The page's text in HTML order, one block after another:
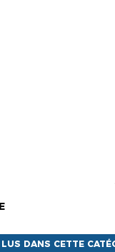
DANS CETTE